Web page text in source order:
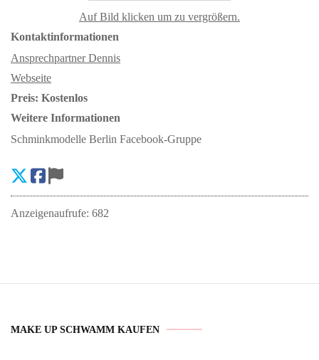
Auf Bild klicken um zu vergrößern.
Kontaktinformationen
Ansprechpartner Dennis
Webseite
Preis: Kostenlos
Weitere Informationen
Schminkmodelle Berlin Facebook-Gruppe
Anzeigenaufrufe: 682
MAKE UP SCHWAMM KAUFEN